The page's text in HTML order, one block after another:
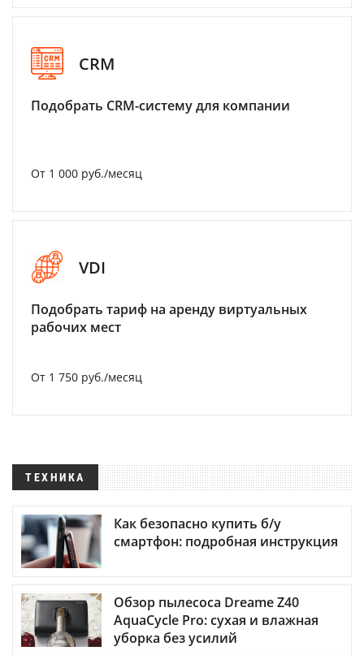
CRM
Подобрать CRM-систему для компании
От 1 000 руб./месяц
VDI
Подобрать тариф на аренду виртуальных
рабочих мест
От 1 750 руб./месяц
ТЕХНИКА
Как безопасно купить б/у
смартфон: подробная инструкция
Обзор пылесоса Dreame Z40
AquaCycle Pro: сухая и влажная
уборка без усилий